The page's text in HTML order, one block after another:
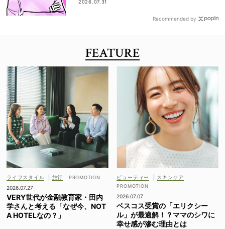
2026.07.31
Recommended by
FEATURE
ライフスタイル
旅行
2026.07.27
VERY世代が金融教育家・田内
学さんと考える「なぜ今、NOT
A HOTELなの？」
ビューティー スキンケア
2026.07.07
ベスコス受賞の「エリクシー
ル」が最適解！？ママのシワに
幸せ感が滲む理由とは